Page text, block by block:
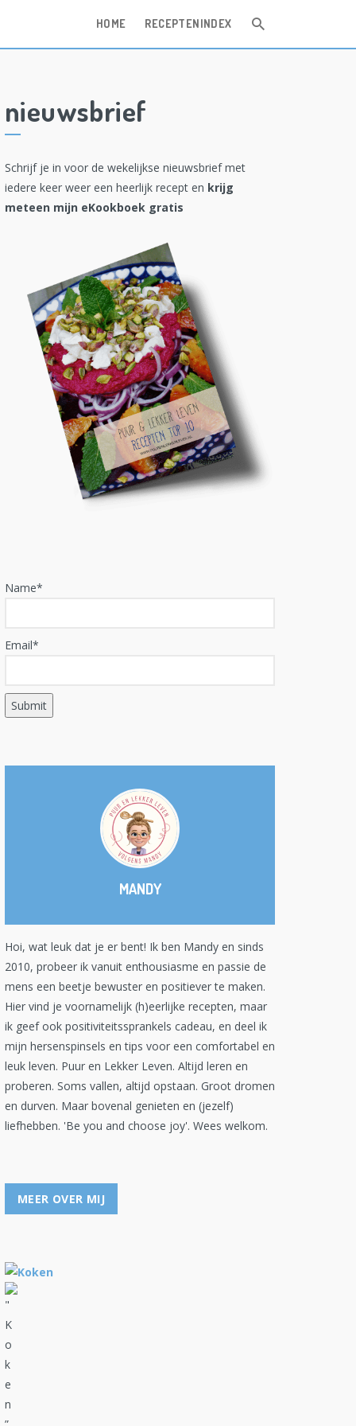
HOME RECEPTENINDEX
nieuwsbrief
Schrijf je in voor de wekelijkse nieuwsbrief met
iedere keer weer een heerlijk recept en krijg
meteen mijn eKookboek gratis
Name*
Email*
MANDY
Hoi, wat leuk dat je er bent! Ik ben Mandy en sinds
2010, probeer ik vanuit enthousiasme en passie de
mens een beetje bewuster en positiever te maken.
Hier vind je voornamelijk (h)eerlijke recepten, maar
ik geef ook positiviteitssprankels cadeau, en deel ik
mijn hersenspinsels en tips voor een comfortabel en
leuk leven. Puur en Lekker Leven. Altijd leren en
proberen. Soms vallen, altijd opstaan. Groot dromen
en durven. Maar bovenal genieten en (jezelf)
liefhebben. 'Be you and choose joy'. Wees welkom.
MEER OVER MIJ